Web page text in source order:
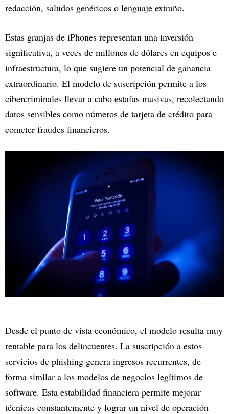
redacción, saludos genéricos o lenguaje extraño.
Estas granjas de iPhones representan una inversión
significativa, a veces de millones de dólares en equipos e
infraestructura, lo que sugiere un potencial de ganancia
extraordinario. El modelo de suscripción permite a los
cibercriminales llevar a cabo estafas masivas, recolectando
datos sensibles como números de tarjeta de crédito para
cometer fraudes financieros.
Desde el punto de vista económico, el modelo resulta muy
rentable para los delincuentes. La suscripción a estos
servicios de phishing genera ingresos recurrentes, de
forma similar a los modelos de negocios legítimos de
software. Esta estabilidad financiera permite mejorar
técnicas constantemente y lograr un nivel de operación